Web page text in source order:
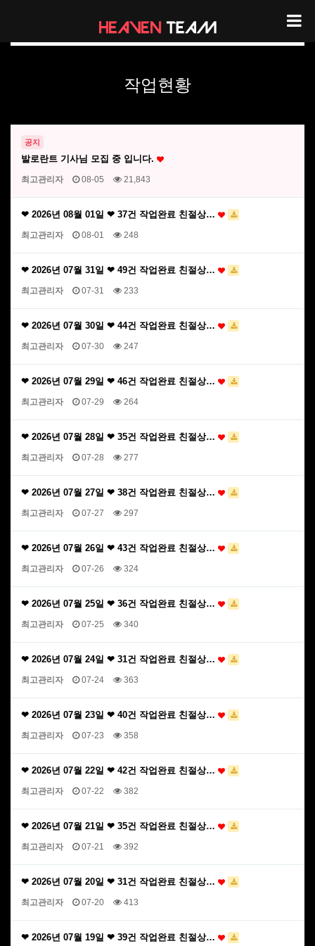
헤븐팀 작업현황
작업현황
공지
발로란트 기사님 모집 중 입니다.
최고관리자 08-05 21,843
❤ 2026년 08월 01일 ❤ 37건 작업완료 친절상…
최고관리자 08-01 248
❤ 2026년 07월 31일 ❤ 49건 작업완료 친절상…
최고관리자 07-31 233
❤ 2026년 07월 30일 ❤ 44건 작업완료 친절상…
최고관리자 07-30 247
❤ 2026년 07월 29일 ❤ 46건 작업완료 친절상…
최고관리자 07-29 264
❤ 2026년 07월 28일 ❤ 35건 작업완료 친절상…
최고관리자 07-28 277
❤ 2026년 07월 27일 ❤ 38건 작업완료 친절상…
최고관리자 07-27 297
❤ 2026년 07월 26일 ❤ 43건 작업완료 친절상…
최고관리자 07-26 324
❤ 2026년 07월 25일 ❤ 36건 작업완료 친절상…
최고관리자 07-25 340
❤ 2026년 07월 24일 ❤ 31건 작업완료 친절상…
최고관리자 07-24 363
❤ 2026년 07월 23일 ❤ 40건 작업완료 친절상…
최고관리자 07-23 358
❤ 2026년 07월 22일 ❤ 42건 작업완료 친절상…
최고관리자 07-22 382
❤ 2026년 07월 21일 ❤ 35건 작업완료 친절상…
최고관리자 07-21 392
❤ 2026년 07월 20일 ❤ 31건 작업완료 친절상…
최고관리자 07-20 413
❤ 2026년 07월 19일 ❤ 39건 작업완료 친절상…